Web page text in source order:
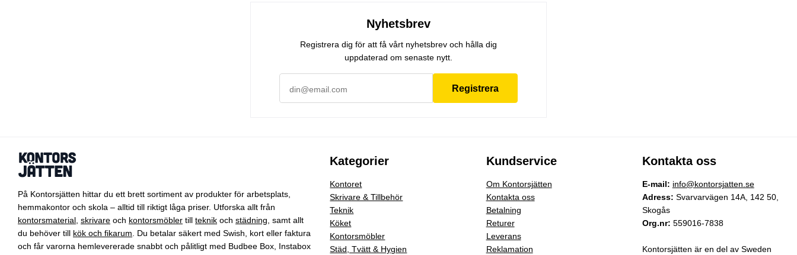
Nyhetsbrev
Registrera dig för att få vårt nyhetsbrev och hålla dig
uppdaterad om senaste nytt.
Registrera
På Kontorsjätten hittar du ett brett sortiment av produkter för arbetsplats,
hemmakontor och skola – alltid till riktigt låga priser. Utforska allt från
kontorsmaterial skrivare och kontorsmöbler till teknik och städning , samt allt
du behöver till kök och fikarum . Du betalar säkert med Swish, kort eller faktura
och får varorna hemlevererade snabbt och pålitligt med Budbee Box, Instabox
Kategorier
Kontoret
Skrivare & Tillbehör
Teknik
Köket
Kontorsmöbler
Städ, Tvätt & Hygien
Kundservice
Om Kontorsjätten
Kontakta oss
Betalning
Returer
Leverans
Reklamation
Kontakta oss
E-mail: info@kontorsjatten.se
Adress: Svarvarvägen 14A, 142 50,
Skogås
Org.nr: 559016-7838
Kontorsjätten är en del av Sweden